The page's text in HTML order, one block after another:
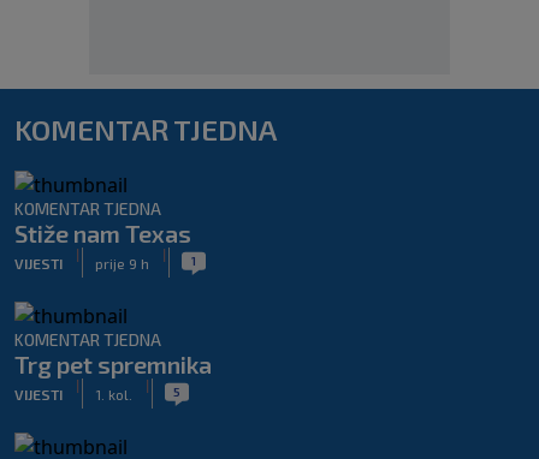
KOMENTAR TJEDNA
KOMENTAR TJEDNA
Stiže nam Texas
VIJESTI
|
prije 9 h
| 1
KOMENTAR TJEDNA
Trg pet spremnika
VIJESTI
|
1. kol.
| 5